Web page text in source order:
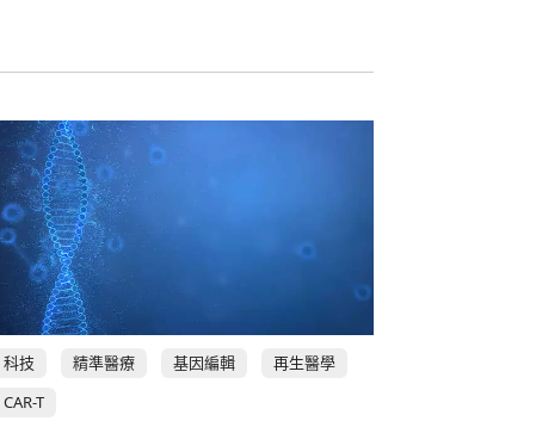
科技 精準醫療 基因編輯
再生醫學
CAR-T